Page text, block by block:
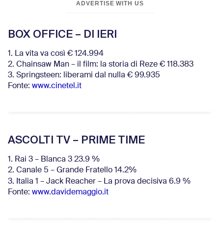
ADVERTISE WITH US
BOX OFFICE – DI IERI
1. La vita va così € 124.994
2. Chainsaw Man – il film: la storia di Reze € 118.383
3. Springsteen: liberami dal nulla € 99.935
Fonte: www.cinetel.it
ASCOLTI TV – PRIME TIME
1. Rai 3 – Blanca 3 23.9 %
2. Canale 5 – Grande Fratello 14.2%
3. Italia 1 – Jack Reacher – La prova decisiva 6.9 %
Fonte: www.davidemaggio.it